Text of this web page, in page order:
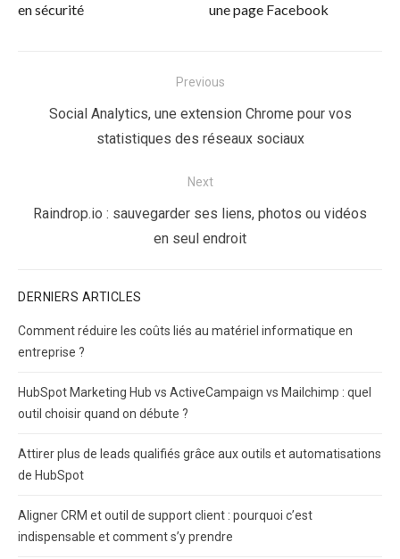
en sécurité
une page Facebook
Previous
Previous
Social Analytics, une extension Chrome pour vos
statistiques des réseaux sociaux
Next
Next
Raindrop.io : sauvegarder ses liens, photos ou vidéos
en seul endroit
DERNIERS ARTICLES
Comment réduire les coûts liés au matériel informatique en
entreprise ?
HubSpot Marketing Hub vs ActiveCampaign vs Mailchimp : quel
outil choisir quand on débute ?
Attirer plus de leads qualifiés grâce aux outils et automatisations
de HubSpot
Aligner CRM et outil de support client : pourquoi c’est
indispensable et comment s’y prendre